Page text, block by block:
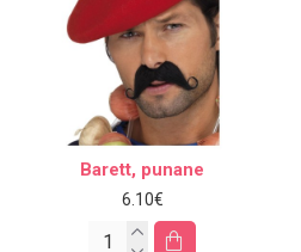
Barett, punane
6.10€